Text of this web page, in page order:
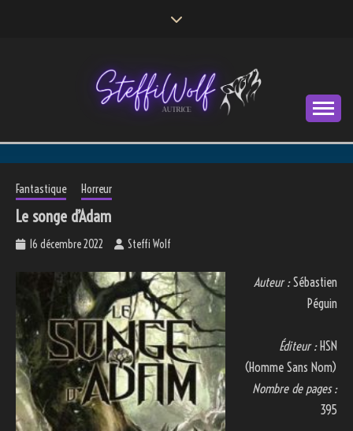
STEFFI WOLF
Fantastique Horreur
Le songe d’Adam
16 décembre 2022 Steffi Wolf
Auteur :Sébastien
Péguin
Éditeur : HSN
(Homme Sans Nom)
Nombre de pages :
395